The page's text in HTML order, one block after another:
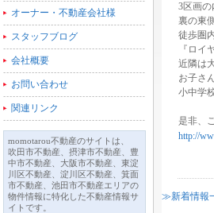
オーナー・不動産会社様
スタッフブログ
会社概要
お問い合わせ
関連リンク
momotarou不動産のサイトは、
吹田市不動産、摂津市不動産、豊
中市不動産、大阪市不動産、東淀
川区不動産、淀川区不動産、箕面
市不動産、池田市不動産エリアの
物件情報に特化した不動産情報サ
イトです。
3区画の
裏の東
徒歩圏
『ロイ
近隣は
お子さ
小中学
是非、
http://
≫新着情報